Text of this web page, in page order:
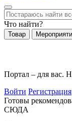
Что найти?
Товар
Портал – для вас.
Войти Регистрация
Готовы
СЮДА